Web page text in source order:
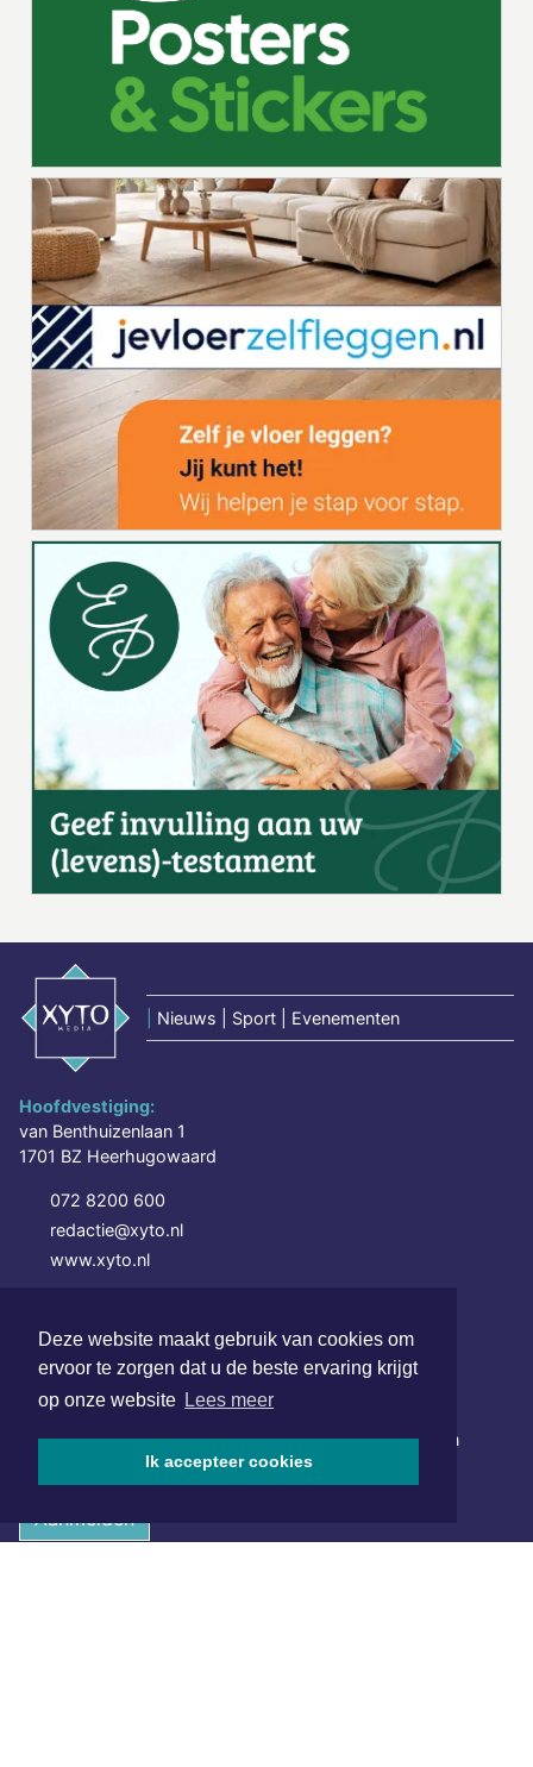
Deze website maakt gebruik van cookies om
ervoor te zorgen dat u de beste ervaring krijgt
op onze website Lees meer
Ik accepteer cookies
Nieuws | Sport | Evenementen
Hoofdvestiging:
van Benthuizenlaan 1
1701 BZ Heerhugowaard
072 8200 600
redactie@xyto.nl
www.xyto.nl
NIEUWSBRIEF AANMELDEN
Schrijf je in voor onze nieuwsbrief en krijg wekelijks een
samenvatting van alle gebeurtenissen uit jouw regio.
Aanmelden